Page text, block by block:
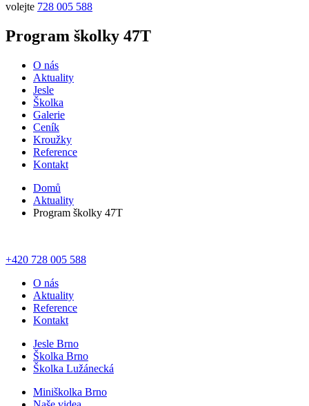
volejte 728 005 588
Program školky 47T
O nás
Aktuality
Jesle
Školka
Galerie
Ceník
Kroužky
Reference
Kontakt
Domů
Aktuality
Program školky 47T
+420 728 005 588
O nás
Aktuality
Reference
Kontakt
Jesle Brno
Školka Brno
Školka Lužánecká
Miniškolka Brno